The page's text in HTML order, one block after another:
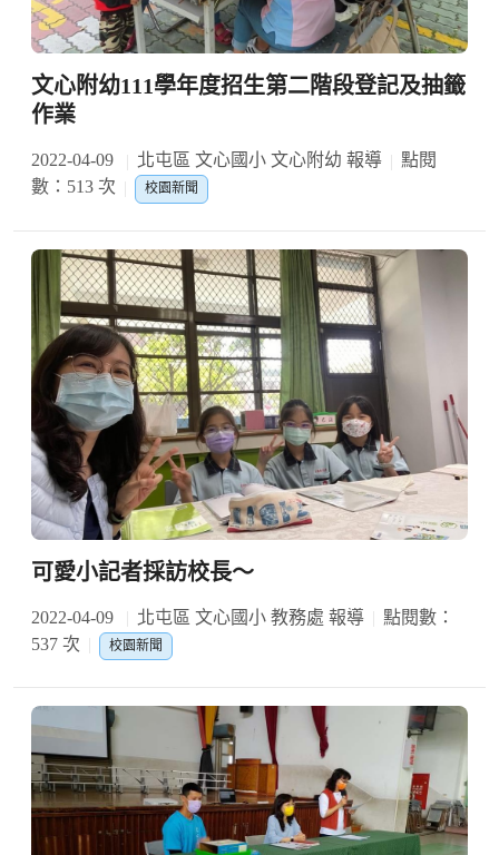
文心附幼111學年度招生第二階段登記及抽籤
作業
2022-04-09 北屯區 文心國小 文心附幼 報導
點閱
數：513 次
校園新聞
可愛小記者採訪校長～
2022-04-09 北屯區 文心國小 教務處 報導
點閱數：
537 次
校園新聞